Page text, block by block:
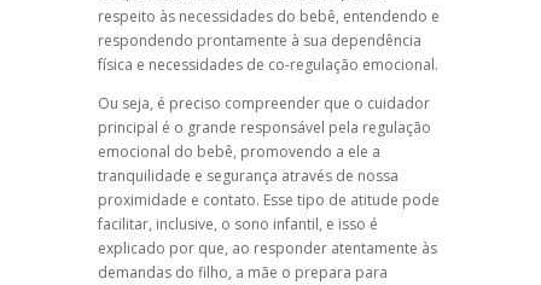
respeito às necessidades do bebê, entendendo e
respondendo prontamente à sua dependência
física e necessidades de co-regulação emocional.
Ou seja, é preciso compreender que o cuidador
principal é o grande responsável pela regulação
emocional do bebê, promovendo a ele a
tranquilidade e segurança através de nossa
proximidade e contato. Esse tipo de atitude pode
facilitar, inclusive, o sono infantil, e isso é
explicado por que, ao responder atentamente às
demandas do filho, a mãe o prepara para